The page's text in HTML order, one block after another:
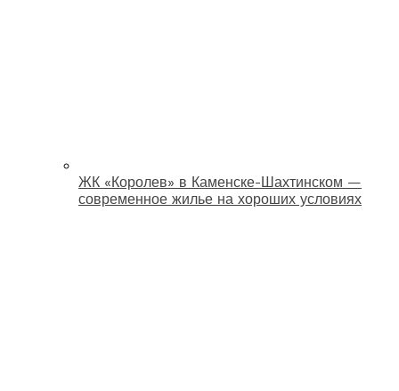
ЖК «Королев» в Каменске-Шахтинском —
современное жилье на хороших условиях